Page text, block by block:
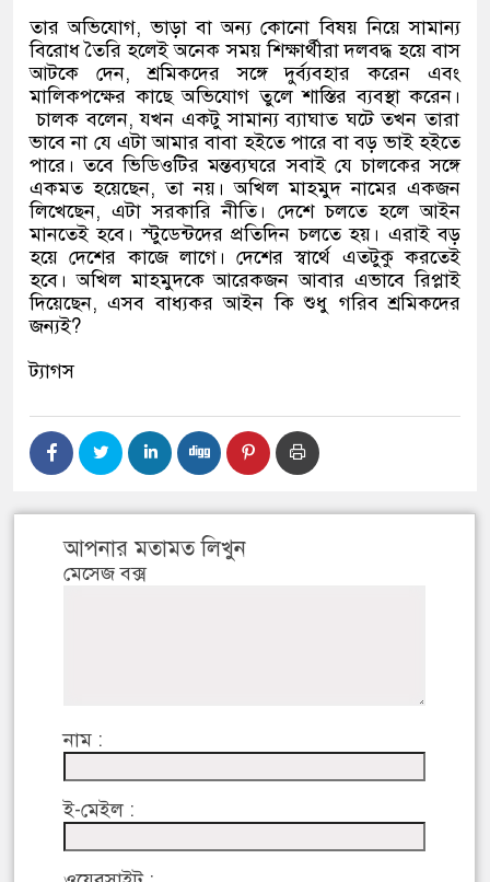
তার অভিযোগ,ভাড়া বা অন্য কোনো বিষয় নিয়ে সামান্য
বিরোধ তৈরি হলেই অনেক সময় শিক্ষার্থীরা দলবদ্ধ হয়ে বাস
আটকে দেন,শ্রমিকদের সঙ্গে দুর্ব্যবহার করেন এবং
মালিকপক্ষের কাছে অভিযোগ তুলে শাস্তির ব্যবস্থা করেন।
চালক বলেন,যখন একটু সামান্য ব্যাঘাত ঘটে তখন তারা
ভাবে না যে এটা আমার বাবা হইতে পারে বা বড় ভাই হইতে
পারে। তবে ভিডিওটির মন্তব্যঘরে সবাই যে চালকের সঙ্গে
একমত হয়েছেন,তা নয়। অখিল মাহমুদ নামের একজন
লিখেছেন,এটা সরকারি নীতি। দেশে চলতে হলে আইন
মানতেই হবে। স্টুডেন্টদের প্রতিদিন চলতে হয়। এরাই বড়
হয়ে দেশের কাজে লাগে। দেশের স্বার্থে এতটুকু করতেই
হবে। অখিল মাহমুদকে আরেকজন আবার এভাবে রিপ্লাই
দিয়েছেন,এসব বাধ্যকর আইন কি শুধু গরিব শ্রমিকদের
জন্যই?
ট্যাগস
আপনার মতামত লিখুন
মেসেজ বক্স
নাম :
ই-মেইল :